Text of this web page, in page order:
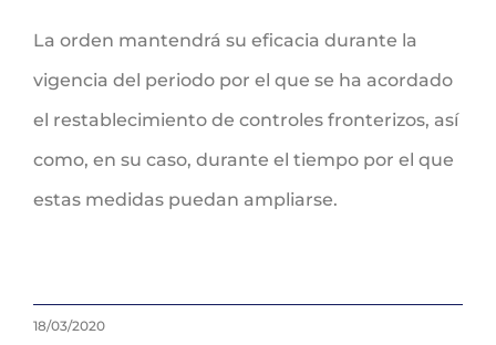
La orden mantendrá su eficacia durante la
vigencia del periodo por el que se ha acordado
el restablecimiento de controles fronterizos, así
como, en su caso, durante el tiempo por el que
estas medidas puedan ampliarse.
18/03/2020